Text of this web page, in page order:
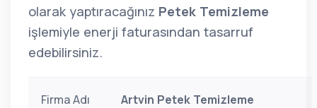
olarak yaptıracağınız Petek Temizleme
işlemiyle enerji faturasından tasarruf
edebilirsiniz.
Firma Adı Artvin Petek Temizleme